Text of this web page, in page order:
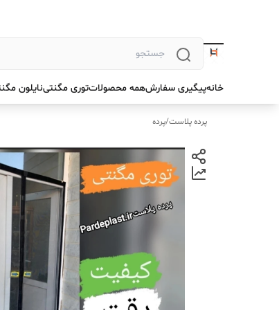
خانهپیگیری سفارشهمه محصولاتتوری مگنتینایلون
پرده پلاست/پرده